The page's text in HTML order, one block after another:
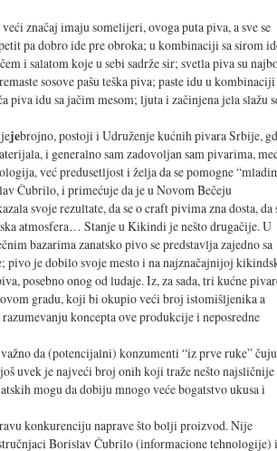
imaju somelijeri, ovoga puta piva, a sve se
pa dobro ide pre obroka; u kombinaciji sa sirom
i salatom koje u sebi sadrže sir; svetla piva su
sosove pašu teška piva; paste idu u kombinaciji
idu sa jačim mesom; ljuta i začinjena jela slažu
jebrojno, postoji i Udruženje kućnih pivara Srbije,
i generalno sam zadovoljan sam pivarima,
već predusetljost i želja da se pomogne
Čubrilo, i primećuje da je u Novom Bečeju
svoje rezultate, da se o craft pivima zna dosta, da
atmosfera… Stanje u Kikindi je nešto drugačije. U
bazarima zanatsko pivo se predstavlja zajedno sa
pivo je dobilo svoje mesto i na najznačajnijoj
posebno onog od ludaje. Iz, za sada, tri kućne
gradu, koji bi okupio veći broj istomišljenika a
koncepta ove produkcije i neposredne
da (potencijalni) konzumenti “iz prve ruke” čuju
uvek je najveći broj onih koji traže nešto najsličnije
mogu da dobiju mnogo veće bogatstvo ukusa i
naprave što bolji proizvod. Nije
Borislav Čubrilo (informacione tehnologije) i